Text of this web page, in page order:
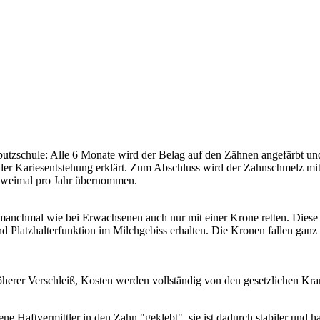
Alle 6 Monate wird der Belag auf den Zähnen angefärbt
Kariesentstehung erklärt. Zum Abschluss wird der Zahnschmelz
pro Jahr übernommen.
wie bei Erwachsenen auch nur mit einer Krone retten.
Platzhalterfunktion im Milchgebiss erhalten. Die Kronen fallen
Verschleiß, Kosten werden vollständig von den gesetzlichen
Haftvermittler in den Zahn "geklebt", sie ist dadurch stabiler und